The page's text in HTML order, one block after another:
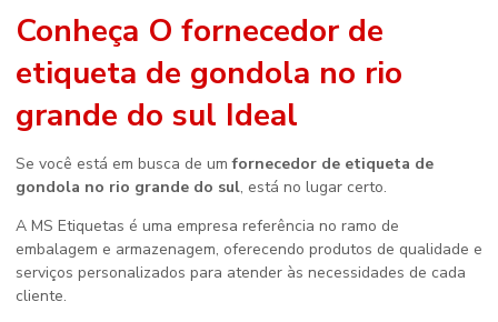
Conheça O fornecedor de
etiqueta de gondola no rio
grande do sul Ideal
Se você está em busca de umfornecedor de etiqueta de
gondola no rio grande do sul, está no lugar certo.
A MS Etiquetas é uma empresa referência no ramo de
embalagem e armazenagem, oferecendo produtos de qualidade e
serviços personalizados para atender às necessidades de cada
cliente.